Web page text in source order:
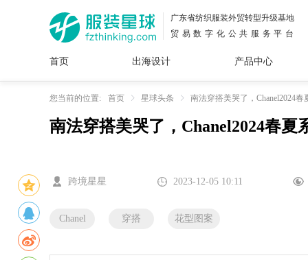
广东省纺织服装外贸转型升级基地
贸易数字化公共服务平台
首页 出海设计
面料
花型
插画
图案
服装
设计
产品中心
女装
内衣
男装
运动
服
童装
牛仔
服装
您当前的位置: 首页 星球头条 南法穿搭美哭了，Chanel2024
南法穿搭美哭了，Chanel2024春夏
跨境星星 2023-12-05 10:11
Chanel 穿搭 花型图案